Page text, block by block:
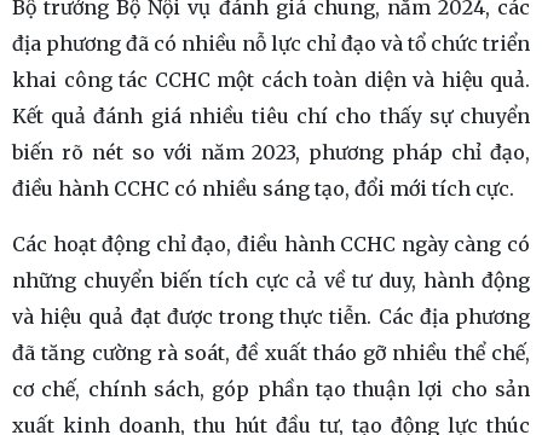
Bộ trưởng Bộ Nội vụ đánh giá chung, năm 2024, các
địa phương đã có nhiều nỗ lực chỉ đạo và tổ chức triển
khai công tác CCHC một cách toàn diện và hiệu quả.
Kết quả đánh giá nhiều tiêu chí cho thấy sự chuyển
biến rõ nét so với năm 2023, phương pháp chỉ đạo,
điều hành CCHC có nhiều sáng tạo, đổi mới tích cực.
Các hoạt động chỉ đạo, điều hành CCHC ngày càng có
những chuyển biến tích cực cả về tư duy, hành động
và hiệu quả đạt được trong thực tiễn. Các địa phương
đã tăng cường rà soát, đề xuất tháo gỡ nhiều thể chế,
cơ chế, chính sách, góp phần tạo thuận lợi cho sản
xuất kinh doanh, thu hút đầu tư, tạo động lực thúc